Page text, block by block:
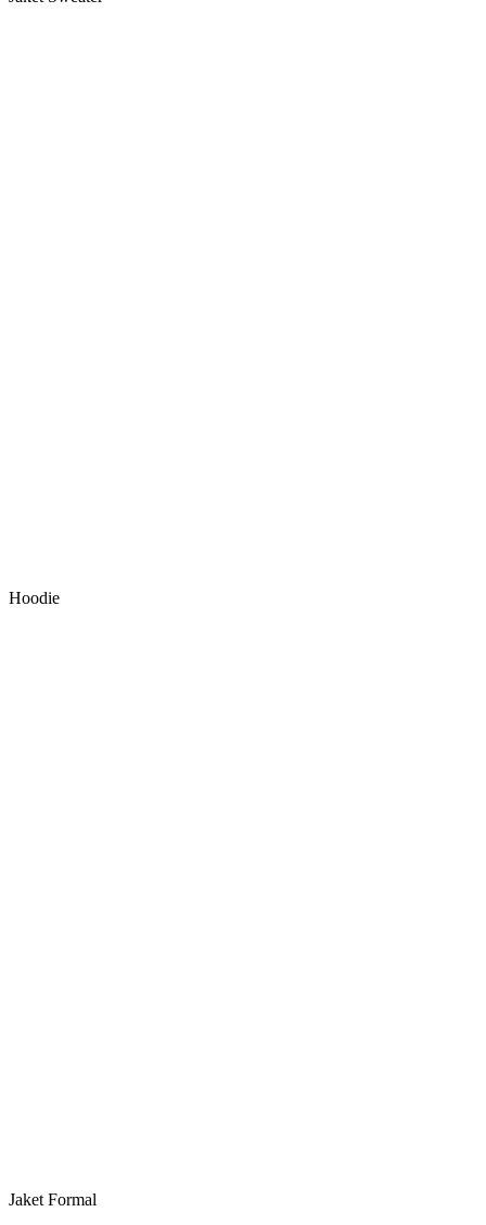
Hoodie
Jaket Formal